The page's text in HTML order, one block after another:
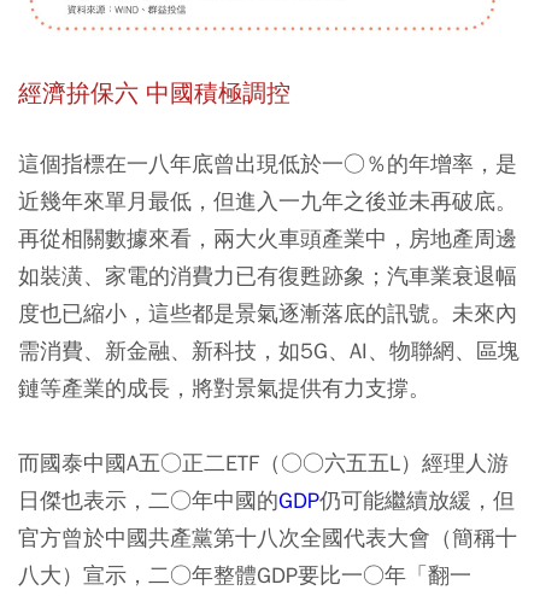
經濟拚保六 中國積極調控
這個指標在一八年底曾出現低於一○％的年增率，是
近幾年來單月最低，但進入一九年之後並未再破底。
再從相關數據來看，兩大火車頭產業中，房地產周邊
如裝潢、家電的消費力已有復甦跡象；汽車業衰退幅
度也已縮小，這些都是景氣逐漸落底的訊號。未來內
需消費、新金融、新科技，如5G、AI、物聯網、區塊
鏈等產業的成長，將對景氣提供有力支撐。
而國泰中國A五○正二ETF（○○六五五L）經理人游
日傑也表示，二○年中國的GDP仍可能繼續放緩，但
官方曾於中國共產黨第十八次全國代表大會（簡稱十
八大）宣示，二○年整體GDP要比一○年「翻一